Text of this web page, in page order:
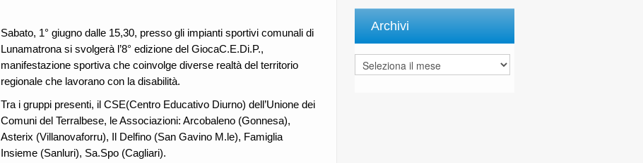
Sabato, 1° giugno dalle 15,30, presso gli impianti sportivi comunali di
Lunamatrona si svolgerà l’8° edizione del GiocaC.E.Di.P.,
manifestazione sportiva che coinvolge diverse realtà del territorio
regionale che lavorano con la disabilità.
Tra i gruppi presenti, il CSE(Centro Educativo Diurno) dell’Unione dei
Comuni del Terralbese, le Associazioni: Arcobaleno (Gonnesa),
Asterix (Villanovaforru), Il Delfino (San Gavino M.le), Famiglia
Insieme (Sanluri), Sa.Spo (Cagliari).
Archivi
Archivi